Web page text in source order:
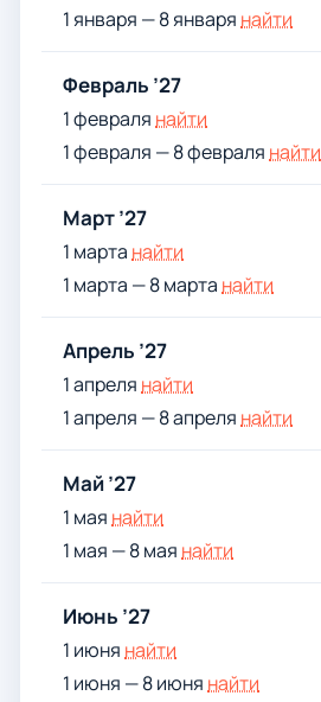
1 января — 8 января найти
Февраль ’27
1 февраля найти
1 февраля — 8 февраля найти
Март ’27
1 марта найти
1 марта — 8 марта найти
Апрель ’27
1 апреля найти
1 апреля — 8 апреля найти
Май ’27
1 мая найти
1 мая — 8 мая найти
Июнь ’27
1 июня найти
1 июня — 8 июня найти